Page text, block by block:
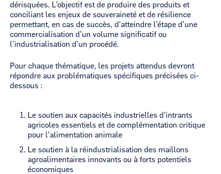
dérisquées. L’objectif est de produire des produits et
conciliant les enjeux de souveraineté et de résilience
permettant, en cas de succès, d’atteindre l’étape d’une
commercialisation d’un volume significatif ou
l’industrialisation d’un procédé.
Pour chaque thématique, les projets attendus devront
répondre aux problématiques spécifiques précisées ci-
dessous :
Le soutien aux capacités industrielles d’intrants
agricoles essentiels et de complémentation critique
pour l’alimentation animale
Le soutien à la réindustrialisation des maillons
agroalimentaires innovants ou à forts potentiels
économiques